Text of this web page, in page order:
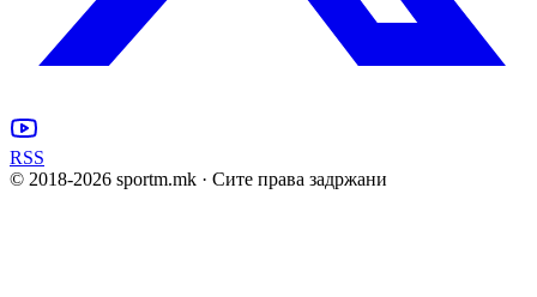
RSS
© 2018-2026 sportm.mk · Сите права задржани